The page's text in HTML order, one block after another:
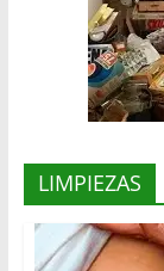
LIMPIEZAS